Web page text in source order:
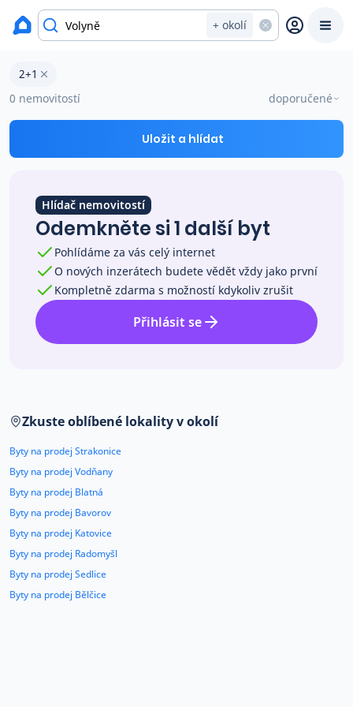
+ okolí
Prodat
Prodej s Reas.cz
Ceny prodaných nemovitostí
Okamžitý výkup
Přehled realitních makléřů
O nás
Kariéra
Kontakt
okres Strakonice
Byty 2+1 na prodej Volyně
2+1
0 nemovitostí
doporučené
Uložit a hlídat
Hlídač nemovitostí
Odemkněte si 1 další byt
Pohlídáme za vás celý internet
O nových inzerátech budete vědět vždy jako první
Kompletně zdarma s možností kdykoliv zrušit
Přihlásit se
Zkuste oblíbené lokality v okolí
Byty na prodej Strakonice
Byty na prodej Vodňany
Byty na prodej Blatná
Byty na prodej Bavorov
Byty na prodej Katovice
Byty na prodej Radomyšl
Byty na prodej Sedlice
Byty na prodej Bělčice